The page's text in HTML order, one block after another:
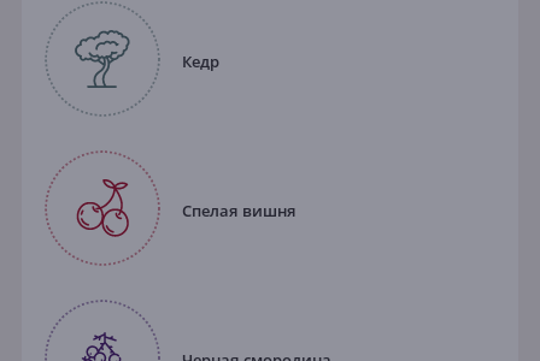
Кедр
Спелая вишня